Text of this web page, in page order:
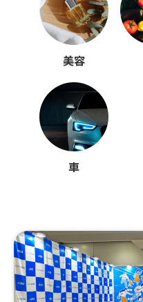
美容
車